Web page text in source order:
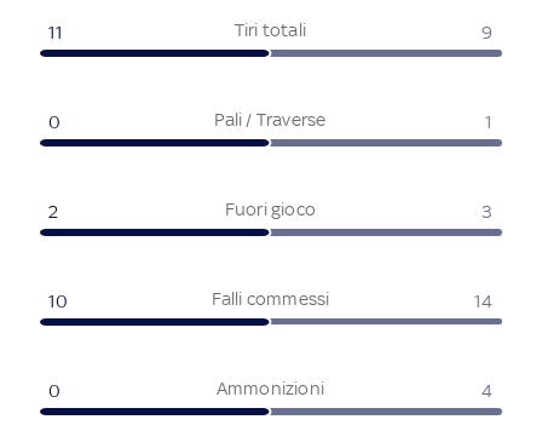
Tiri totali
11 9
Pali / Traverse
0 1
Fuori gioco
2 3
Falli commessi
10 14
Ammonizioni
0 4